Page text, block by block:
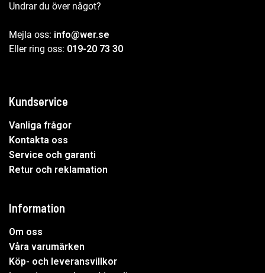
Undrar du över något?
Mejla oss: info@wer.se
Eller ring oss: 019-20 73 30
Kundservice
Vanliga frågor
Kontakta oss
Service och garanti
Retur och reklamation
Information
Om oss
Våra varumärken
Köp- och leveransvillkor